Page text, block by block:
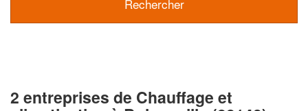
2 entreprises de Chauffage et